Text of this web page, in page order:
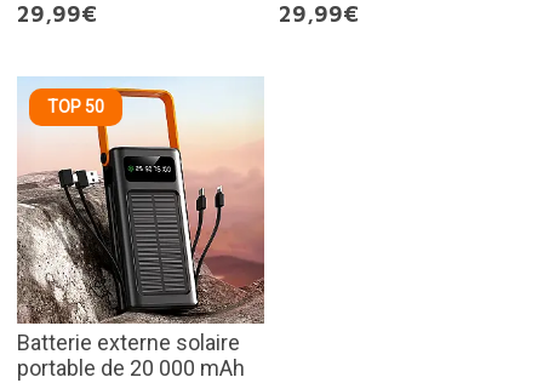
29,99€
29,99€
TOP 50
Batterie externe solaire
portable de 20 000 mAh